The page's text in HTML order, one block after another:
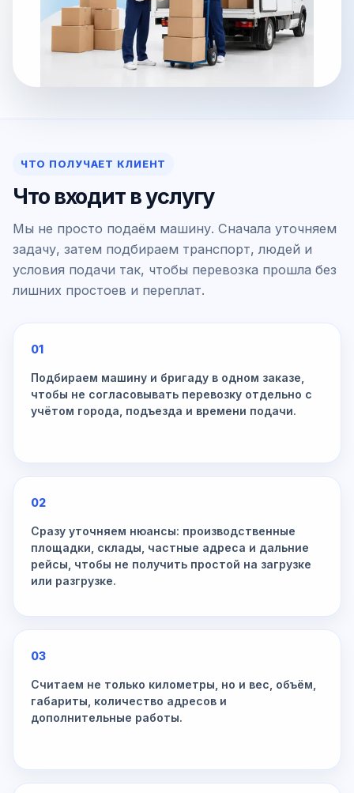
ЧТО ПОЛУЧАЕТ КЛИЕНТ
Что входит в услугу
Мы не просто подаём машину. Сначала уточняем
задачу, затем подбираем транспорт, людей и
условия подачи так, чтобы перевозка прошла без
лишних простоев и переплат.
01
Подбираем машину и бригаду в одном заказе,
чтобы не согласовывать перевозку отдельно с
учётом города, подъезда и времени подачи.
02
Сразу уточняем нюансы: производственные
площадки, склады, частные адреса и дальние
рейсы, чтобы не получить простой на загрузке
или разгрузке.
03
Считаем не только километры, но и вес, объём,
габариты, количество адресов и
дополнительные работы.